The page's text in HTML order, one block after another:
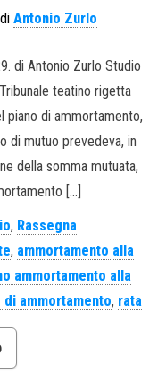
Antonio Zurlo
di Antonio Zurlo Studio
teatino rigetta
piano di ammortamento,
di mutuo prevedeva, in
della somma mutuata,
[…]
, Rassegna
, ammortamento alla
ammortamento alla
di ammortamento, rata